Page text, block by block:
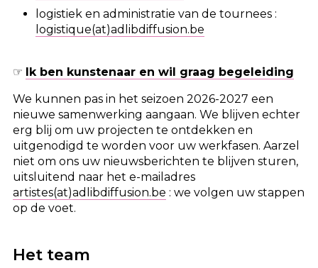
logistiek en administratie van de tournees :
logistique(at)adlibdiffusion.be
☞ Ik ben kunstenaar en wil graag begeleiding
We kunnen pas in het seizoen 2026-2027 een
nieuwe samenwerking aangaan. We blijven echter
erg blij om uw projecten te ontdekken en
uitgenodigd te worden voor uw werkfasen. Aarzel
niet om ons uw nieuwsberichten te blijven sturen,
uitsluitend naar het e-mailadres
artistes(at)adlibdiffusion.be : we volgen uw stappen
op de voet.
Het team